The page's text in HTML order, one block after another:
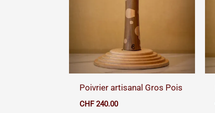
Poivrier artisanal Gros Pois
CHF240.00